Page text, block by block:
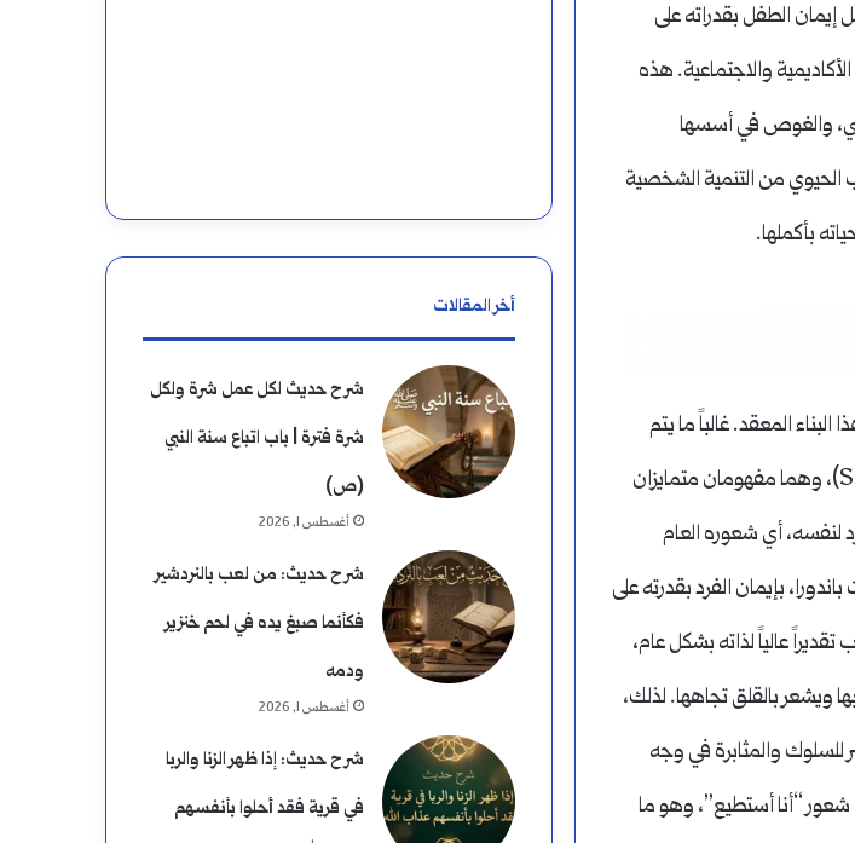
إيمان الطفل بقدراته على
والاجتماعية. هذه
والغوص في أسسها
الحيوي من التنمية الشخصية
بأكملها.
المعقد. غالباً ما يتم
الخلط بين مصطلحي تقدير الذات (Self-Esteem) والكفاءة الذاتية (Self-Efficacy)، وهما مفهومان متمايزان
لنفسه، أي شعوره العام
بإيمان الفرد بقدرته على
عالياً لذاته بشكل عام،
ويشعر بالقلق تجاهها. لذلك،
للسلوك والمثابرة في وجه
شعور “أنا أستطيع”، وهو ما
أخر المقالات
شرح حديث لكل عمل شرة ولكل
شرة فترة | باب اتباع سنة النبي
(ص)
أغسطس 1, 2026
شرح حديث: من لعب بالنردشير
فكأنما صبغ يده في لحم خنزير
ودمه
أغسطس 1, 2026
شرح حديث: إذا ظهر الزنا والربا
في قرية فقد أحلوا بأنفسهم